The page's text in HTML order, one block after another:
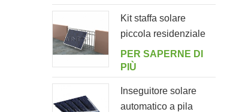
Kit staffa solare
piccola residenziale
per balcone
domestico
PER SAPERNE DI
PIÙ
Inseguitore solare
automatico a pila